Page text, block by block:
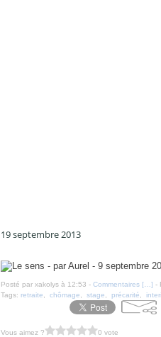
19 septembre 2013
Posté par xakolys à 12:53 - Commentaires [… ] -
Tags: retraite chômage stage précarité
Vous aimez ? 0 vote